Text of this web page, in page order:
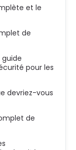
et le
de
pour les
devriez-vous
de